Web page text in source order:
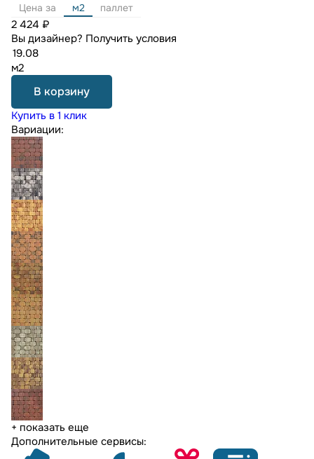
Цена за м2 паллет
2 424 ₽
Вы дизайнер? Получить условия
м2
В корзину
Купить в 1 клик
Вариации:
+ показать еще
Дополнительные сервисы: